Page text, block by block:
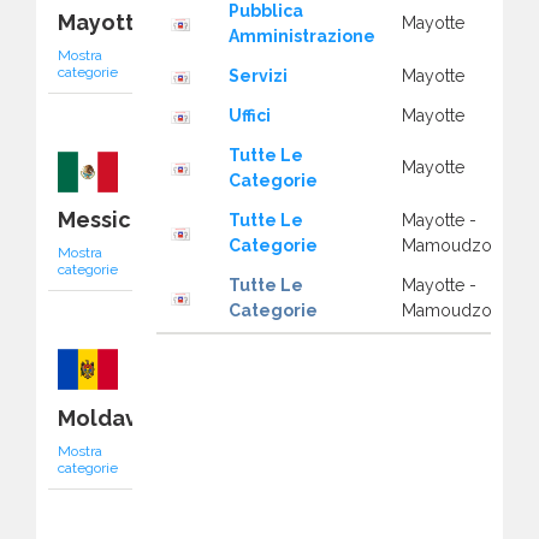
Mayotte
Mostra
categorie
Messico
Mostra
categorie
Moldavia
Mostra
categorie
Pubblica
Amministrazione
Mayotte
Servizi Mayotte
Uffici Mayotte
Tutte Le
Categorie
Mayotte
Tutte Le
Categorie
Mayotte -
Mamoudzou
Tutte Le
Categorie
Mayotte -
Mamoudzou